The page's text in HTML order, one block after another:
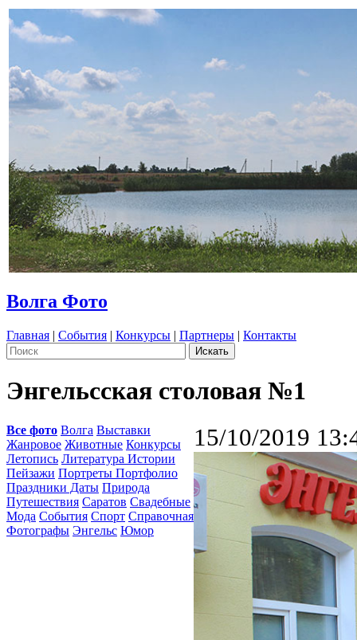
Волга Фото
Главная | События | Конкурсы | Партнеры | Контакты
Энгельсская столовая №1
Все фото Волга Выставки
Жанровое Животные Конкурсы
Летопись Литература Истории
Пейзажи Портреты Портфолио
Праздники Даты Природа
Путешествия Саратов Свадебные
Мода События Спорт Справочная
Фотографы Энгельс Юмор
15/10/2019